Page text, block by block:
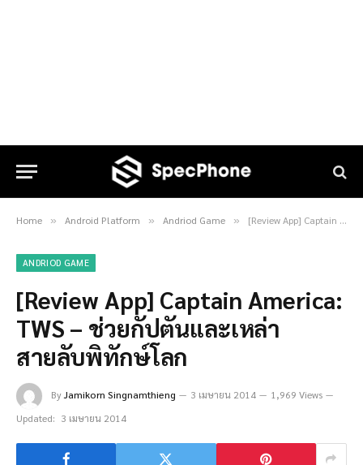
Home » Android Platform » Andriod Game » [Review App] Captain America: TWS – ช่วยกัปตันและเหล่าสายลับพิทักษ์โลก
ANDRIOD GAME
[Review App] Captain America:
TWS – ช่วยกัปตันและเหล่า
สายลับพิทักษ์โลก
ByJamikorn Singnamthieng 3 เมษายน 2014
1,969 Views
Updated: 3 เมษายน 2014